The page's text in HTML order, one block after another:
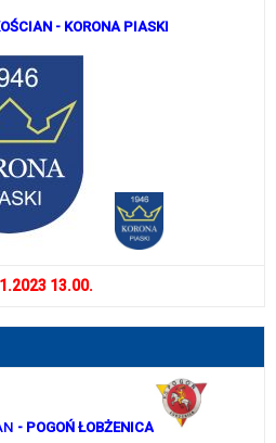
- KORONA PIASKI
13.00.
- POGOŃ ŁOBŻENICA